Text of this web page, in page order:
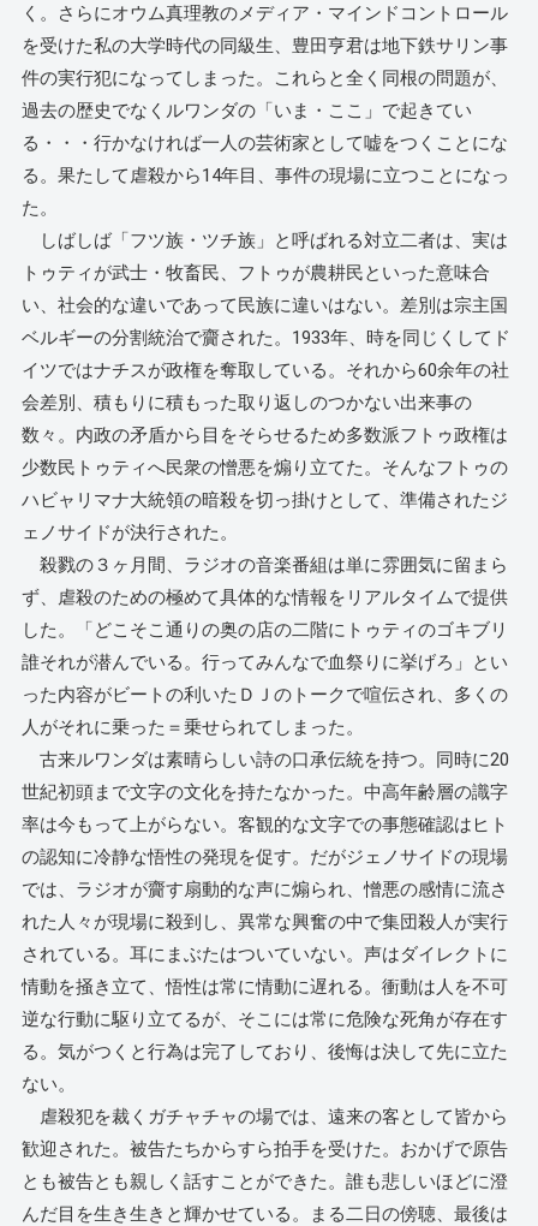
く。さらにオウム真理教のメディア・マインドコントロール
を受けた私の大学時代の同級生、豊田亨君は地下鉄サリン事
件の実行犯になってしまった。これらと全く同根の問題が、
過去の歴史でなくルワンダの「いま・ここ」で起きてい
る・・・行かなければ一人の芸術家として嘘をつくことにな
る。果たして虐殺から14年目、事件の現場に立つことになっ
た。
しばしば「フツ族・ツチ族」と呼ばれる対立二者は、実は
トゥティが武士・牧畜民、フトゥが農耕民といった意味合
い、社会的な違いであって民族に違いはない。差別は宗主国
ベルギーの分割統治で齎された。1933年、時を同じくしてド
イツではナチスが政権を奪取している。それから60余年の社
会差別、積もりに積もった取り返しのつかない出来事の
数々。内政の矛盾から目をそらせるため多数派フトゥ政権は
少数民トゥティへ民衆の憎悪を煽り立てた。そんなフトゥの
ハビャリマナ大統領の暗殺を切っ掛けとして、準備されたジ
ェノサイドが決行された。
殺戮の３ヶ月間、ラジオの音楽番組は単に雰囲気に留まら
ず、虐殺のための極めて具体的な情報をリアルタイムで提供
した。「どこそこ通りの奥の店の二階にトゥティのゴキブリ
誰それが潜んでいる。行ってみんなで血祭りに挙げろ」とい
った内容がビートの利いたＤＪのトークで喧伝され、多くの
人がそれに乗った＝乗せられてしまった。
古来ルワンダは素晴らしい詩の口承伝統を持つ。同時に20
世紀初頭まで文字の文化を持たなかった。中高年齢層の識字
率は今もって上がらない。客観的な文字での事態確認はヒト
の認知に冷静な悟性の発現を促す。だがジェノサイドの現場
では、ラジオが齎す扇動的な声に煽られ、憎悪の感情に流さ
れた人々が現場に殺到し、異常な興奮の中で集団殺人が実行
されている。耳にまぶたはついていない。声はダイレクトに
情動を掻き立て、悟性は常に情動に遅れる。衝動は人を不可
逆な行動に駆り立てるが、そこには常に危険な死角が存在す
る。気がつくと行為は完了しており、後悔は決して先に立た
ない。
虐殺犯を裁くガチャチャの場では、遠来の客として皆から
歓迎された。被告たちからすら拍手を受けた。おかげで原告
とも被告とも親しく話すことができた。誰も悲しいほどに澄
んだ目を生き生きと輝かせている。まる二日の傍聴、最後は